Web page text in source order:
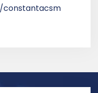
constantacsm